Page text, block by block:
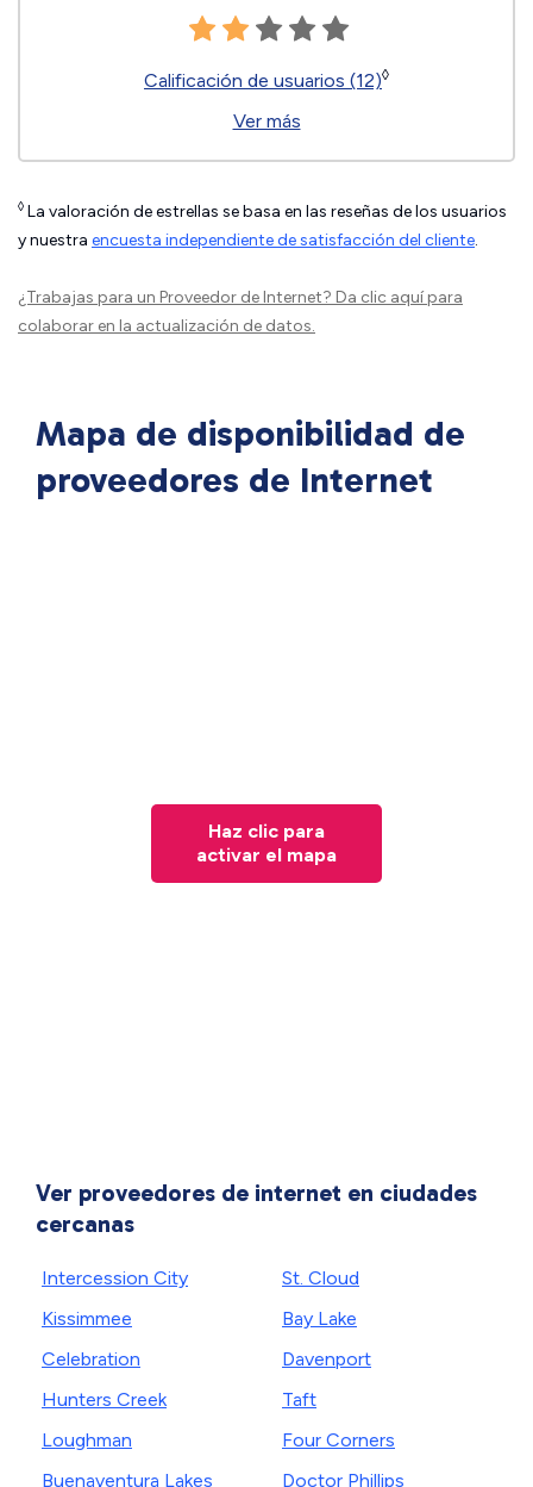
Calificación de usuarios (12)◊
Ver más
◊ La valoración de estrellas se basa en las reseñas de los usuarios
y nuestra encuesta independiente de satisfacción del cliente.
¿Trabajas para un Proveedor de Internet? Da clic aquípara
colaborar en la actualización de datos.
Mapa de disponibilidad de
proveedores de Internet
Haz clic para
activar el mapa
Ver proveedores de internet en ciudades
cercanas
Intercession City
Kissimmee
Celebration
Hunters Creek
Loughman
Buenaventura Lakes
St. Cloud
Bay Lake
Davenport
Taft
Four Corners
Doctor Phillips